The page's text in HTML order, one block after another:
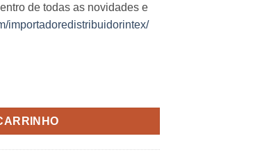
de todas as novidades e
importadoredistribuidorintex/